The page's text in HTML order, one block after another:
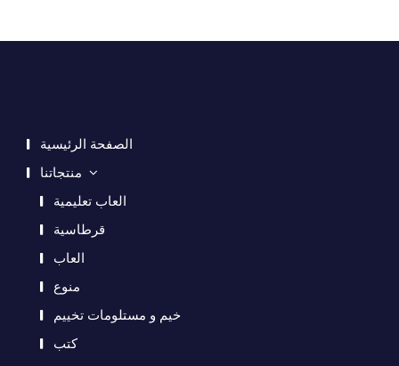
الصفحة الرئيسية
منتجاتنا
العاب تعليمية
قرطاسية
العاب
منوع
خيم و مستلومات تخييم
كتب